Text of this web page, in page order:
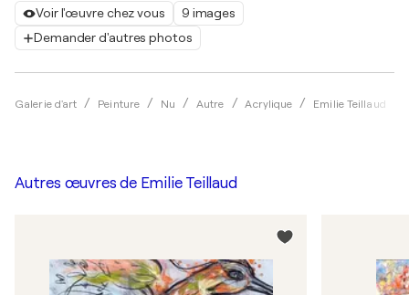
Voir l'œuvre chez vous
9 images
Demander d'autres photos
Galerie d'art Peinture Nu Autre Acrylique Emilie Teillaud
Autres œuvres de Emilie Teillaud